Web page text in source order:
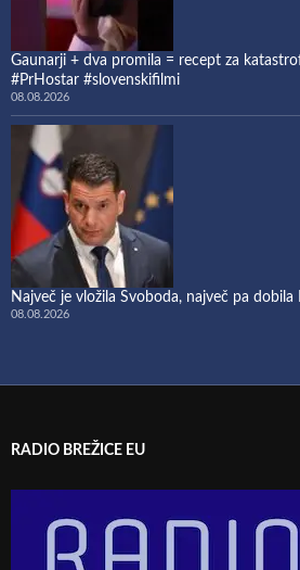
Gaunarji + dva promila = recept za
#PrHostar #slovenskifilmi
08.08.2026
Največ je vložila Svoboda, največ pa dobila
08.08.2026
RADIO BREŽICE EU